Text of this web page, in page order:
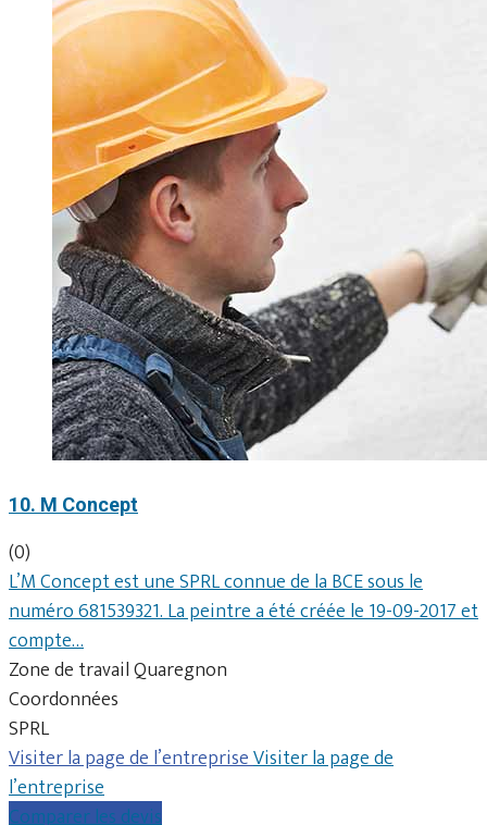
10. M Concept
(0)
L’M Concept est une SPRL connue de la BCE sous le
numéro 681539321. La peintre a été créée le 19-09-2017 et
compte…
Zone de travail Quaregnon
Coordonnées
SPRL
Visiter la page de l’entrepriseVisiter la page de
l’entreprise
Comparer les devis